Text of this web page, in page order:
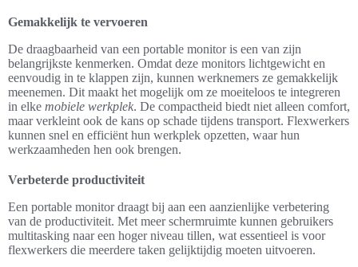
Gemakkelijk te vervoeren
De draagbaarheid van een portable monitor is een van zijn
belangrijkste kenmerken. Omdat deze monitors lichtgewicht en
eenvoudig in te klappen zijn, kunnen werknemers ze gemakkelijk
meenemen. Dit maakt het mogelijk om ze moeiteloos te integreren
in elke mobiele werkplek. De compactheid biedt niet alleen comfort,
maar verkleint ook de kans op schade tijdens transport. Flexwerkers
kunnen snel en efficiënt hun werkplek opzetten, waar hun
werkzaamheden hen ook brengen.
Verbeterde productiviteit
Een portable monitor draagt bij aan een aanzienlijke verbetering
van de productiviteit. Met meer schermruimte kunnen gebruikers
multitasking naar een hoger niveau tillen, wat essentieel is voor
flexwerkers die meerdere taken gelijktijdig moeten uitvoeren.